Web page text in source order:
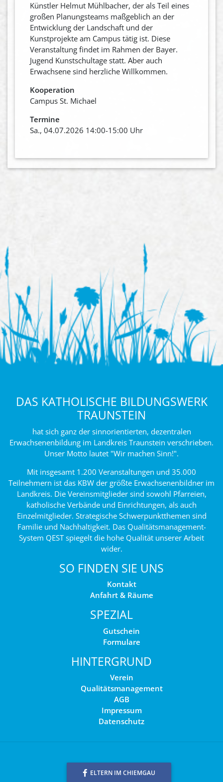
Künstler Helmut Mühlbacher, der als Teil eines
großen Planungsteams maßgeblich an der
Entwicklung der Landschaft und der
Kunstprojekte am Campus tätig ist. Diese
Veranstaltung findet im Rahmen der Bayer.
Jugend Kunstschultage statt. Aber auch
Erwachsene sind herzliche Willkommen.
Kooperation
Campus St. Michael
Termine
Sa., 04.07.2026 14:00-15:00 Uhr
DAS KATHOLISCHE BILDUNGSWERK
TRAUNSTEIN
hat sich ganz der sinnorientierten, dezentralen
Erwachsenenbildung im Landkreis Traunstein verschrieben.
Unser Motto lautet "Wir machen Sinn!".
Mit insgesamt 1.200 Veranstaltungen und 35.000
Teilnehmern ist das KBW der größte Erwachsenenbildner im
Landkreis. Die Vereinsmitglieder sind sowohl Pfarreien,
katholische Verbände und Einrichtungen, als auch
Einzelmitglieder. Strategische Schwerpunktthemen sind
Familie und Nachhaltigkeit. Das Qualitätsmanagement-
System QEST spiegelt die hohe Qualität unserer Arbeit
wider.
SO FINDEN SIE UNS
Kontakt
Anfahrt & Räume
SPEZIAL
Gutschein
Formulare
HINTERGRUND
Verein
Qualitätsmanagement
AGB
Impressum
Datenschutz
ELTERN IM CHIEMGAU